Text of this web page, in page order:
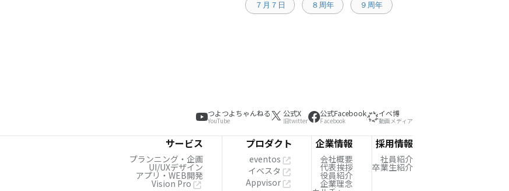
７月７日 ８周年 ９周年
つよつよちゃんねる
YouTube
公式X
旧twitter
公式Facebook
Facebook
イベ博
動画メディア
サービス
プランニング・企画
UI/UXデザイン
アプリ・WEB開発
Vision Pro
プロダクト
eventos
イベスタ
Appvisor
企業情報
会社概要
代表挨拶
役員紹介
企業理念
採用情報
社員紹介
卒業生紹介